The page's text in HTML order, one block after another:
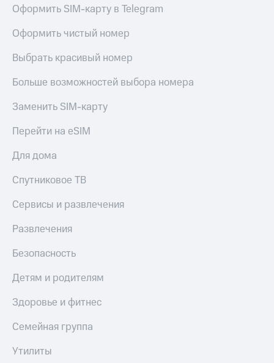
Оформить SIM-карту в Telegram
Оформить чистый номер
Выбрать красивый номер
Больше возможностей выбора номера
Заменить SIM-карту
Перейти на eSIM
Для дома
Спутниковое ТВ
Сервисы и развлечения
Развлечения
Безопасность
Детям и родителям
Здоровье и фитнес
Семейная группа
Утилиты